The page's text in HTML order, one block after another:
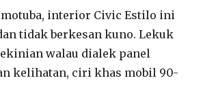
motuba, interior Civic Estilo ini
tidak berkesan kuno. Lekuk
walau dialek panel
kelihatan, ciri khas mobil 90-